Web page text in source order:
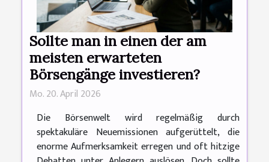
Sollte man in einen der am
meisten erwarteten
Börsengänge investieren?
Mo. 20. April 2026
Die Börsenwelt wird regelmäßig durch
spektakuläre Neuemissionen aufgerüttelt, die
enorme Aufmerksamkeit erregen und oft hitzige